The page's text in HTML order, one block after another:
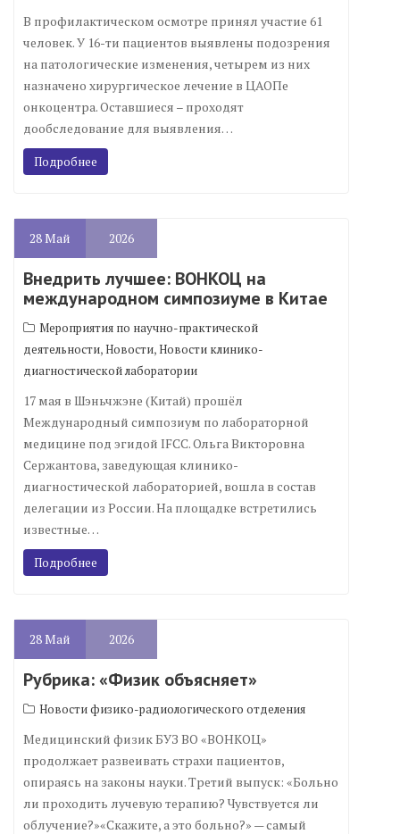
В профилактическом осмотре принял участие 61
человек. У 16-ти пациентов выявлены подозрения
на патологические изменения, четырем из них
назначено хирургическое лечение в ЦАОПе
онкоцентра. Оставшиеся – проходят
дообследование для выявления…
Подробнее
28Май 2026
Внедрить лучшее: ВОНКОЦ на
международном симпозиуме в Китае
Мероприятия по научно-практической
деятельности,Новости,Новости клинико-
диагностической лаборатории
17 мая в Шэньчжэне (Китай) прошёл
Международный симпозиум по лабораторной
медицине под эгидой IFCC. Ольга Викторовна
Сержантова, заведующая клинико-
диагностической лабораторией, вошла в состав
делегации из России. На площадке встретились
известные…
Подробнее
28Май 2026
Рубрика: «Физик объясняет»
Новости физико-радиологического отделения
Медицинский физик БУЗ ВО «ВОНКОЦ»
продолжает развеивать страхи пациентов,
опираясь на законы науки. Третий выпуск: «Больно
ли проходить лучевую терапию? Чувствуется ли
облучение?»«Скажите, а это больно?» — самый